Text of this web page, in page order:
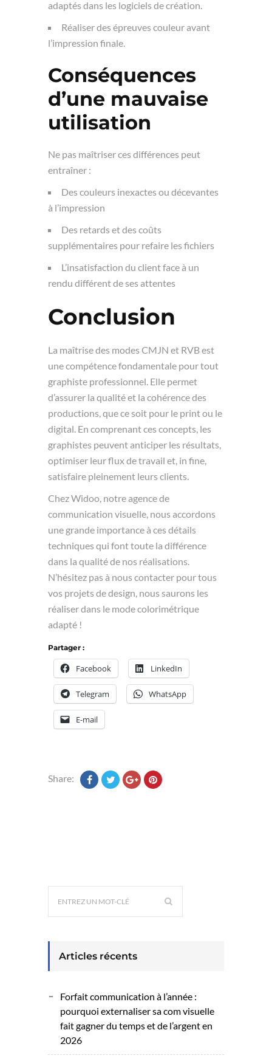
Articles récents
Forfait communication à l’année :
pourquoi externaliser sa com visuelle
fait gagner du temps et de l’argent en
2026
adaptés dans les logiciels de création.
Réaliser des épreuves couleur avant
l’impression finale.
Conséquences
d’une mauvaise
utilisation
Ne pas maîtriser ces différences peut
entraîner :
Des couleurs inexactes ou décevantes
à l’impression
Des retards et des coûts
supplémentaires pour refaire les fichiers
L’insatisfaction du client face à un
rendu différent de ses attentes
Conclusion
La maîtrise des modes CMJN et RVB est
une compétence fondamentale pour tout
graphiste professionnel. Elle permet
d’assurer la qualité et la cohérence des
productions, que ce soit pour le print ou le
digital. En comprenant ces concepts, les
graphistes peuvent anticiper les résultats,
optimiser leur flux de travail et, in fine,
satisfaire pleinement leurs clients.
Chez Widoo, notre agence de
communication visuelle, nous accordons
une grande importance à ces détails
techniques qui font toute la différence
dans la qualité de nos réalisations.
N’hésitez pas à nous contacter pour tous
vos projets de design, nous saurons les
réaliser dans le mode colorimétrique
adapté !
Partager :
Facebook LinkedIn
Telegram WhatsApp
E-mail
Share: